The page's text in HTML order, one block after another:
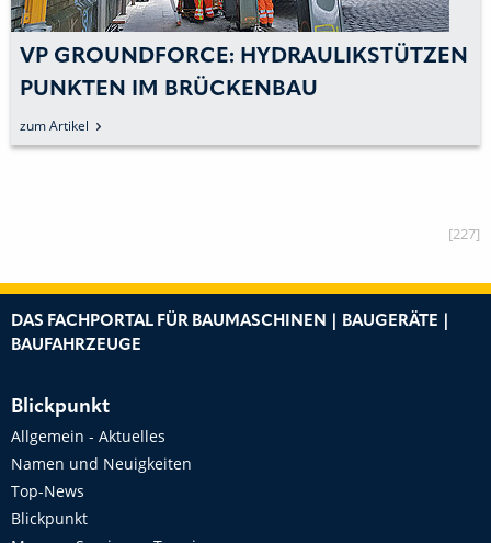
VP GROUNDFORCE: HYDRAULIKSTÜTZEN
PUNKTEN IM BRÜCKENBAU
zum Artikel
[227]
DAS FACHPORTAL FÜR BAUMASCHINEN | BAUGERÄTE |
BAUFAHRZEUGE
Blickpunkt
Allgemein - Aktuelles
Namen und Neuigkeiten
Top-News
Blickpunkt